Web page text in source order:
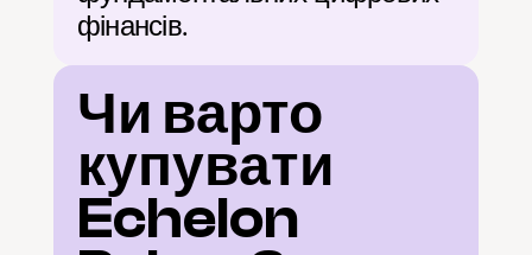
фінансів.
Чи варто
купувати
Echelon